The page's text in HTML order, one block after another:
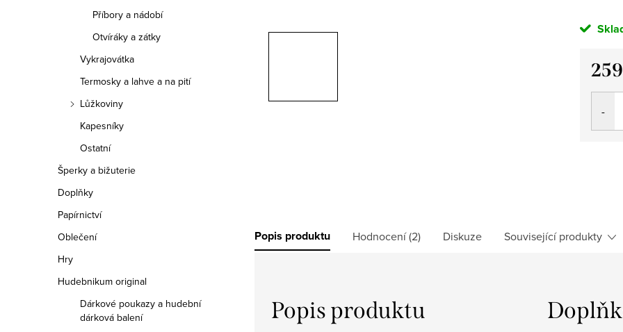
n
l
Příbory a nádobí
Otvíráky a zátky
Vykrajovátka
Termosky a lahve a na pití
Lůžkoviny
Kapesníky
Ostatní
Šperky a bižuterie
Doplňky
Papírnictví
Oblečení
Hry
Hudebnikum original
Dárkové poukazy a hudební
dárková balení
Měrná
Popis produktu Hodnocení (2) Diskuze Související produkty
Popis produktu